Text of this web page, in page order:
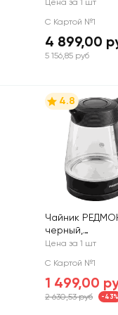
240В, 50/60Гц,
KM106
Цена за 1 шт
С Картой №1
4 899,00
5 156,85 руб
4.8
Чайник
черный,
нержавеющая
термостойкое
стекло/
Арт. KG229
Цена за 1 шт
С Картой №1
1 499,00
2 630,53 руб -43%